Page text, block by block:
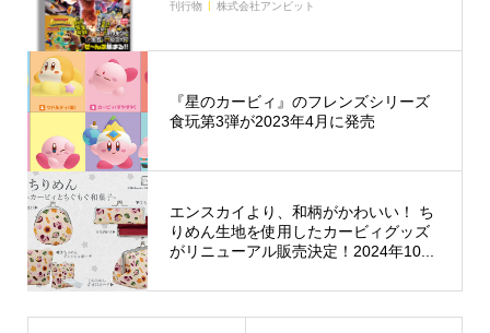
刊行物 株式会社アンビット
『星のカービィ』のフレンズシリーズ
食玩第3弾が2023年4月に発売
エンスカイより、和柄がかわいい！ ち
りめん生地を使用したカービィグッズ
がリニューアル販売決定！2024年10...